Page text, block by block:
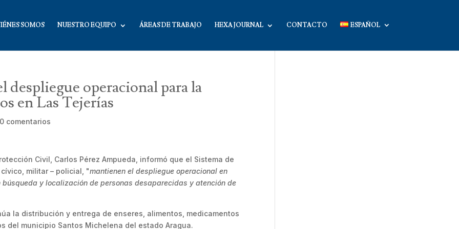
SOMOS NUESTRO EQUIPO ÁREAS DE TRABAJO HEXA JOURNAL CONTACTO ESPAÑOL
operacional para la
en Las Tejerías
0 comentarios
Civil, Carlos Pérez Ampueda, informó que el Sistema de
militar – policial, "mantienen el despliegue operacional en
y localización de personas desaparecidas y atención de
la distribución y entrega de enseres, alimentos, medicamentos
del municipio Santos Michelena del estado Aragua.